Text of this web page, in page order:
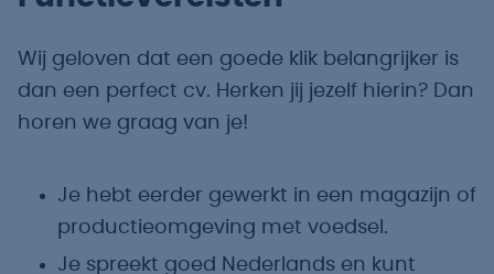
Wij geloven dat een goede klik belangrijker is
dan een perfect cv. Herken jij jezelf hierin? Dan
horen we graag van je!
Je hebt eerder gewerkt in een magazijn of
productieomgeving met voedsel.
Je spreekt goed Nederlands en kunt